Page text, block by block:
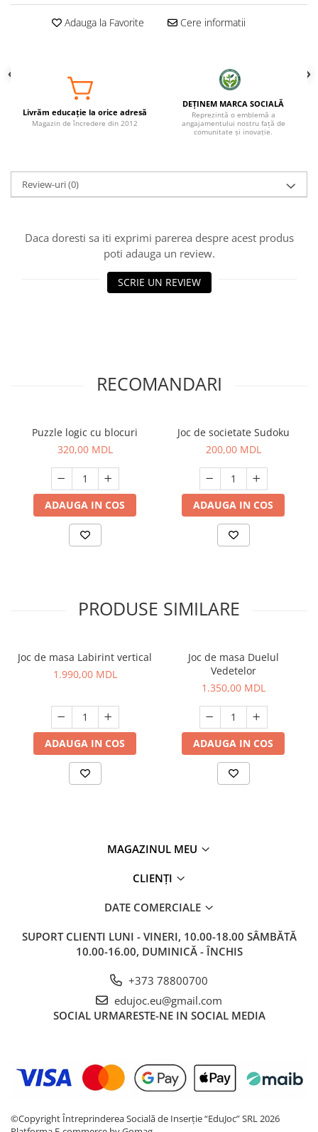
Adauga la Favorite Cere informatii
Livrăm educație la orice adresă
Magazin de încredere din 2012
DEȚINEM MARCA SOCIALĂ
Reprezintă o emblemă a
angajamentului nostru față de
comunitate și inovație.
Review-uri(0)
Daca doresti sa iti exprimi parerea despre acest produs
poti adauga un review.
SCRIE UN REVIEW
RECOMANDARI
Puzzle logic cu blocuri
320,00 MDL
ADAUGA IN COS
Joc de societate Sudoku
200,00 MDL
ADAUGA IN COS
PRODUSE SIMILARE
Joc de masa Labirint vertical
1.990,00 MDL
ADAUGA IN COS
Joc de masa Duelul
Vedetelor
1.350,00 MDL
ADAUGA IN COS
MAGAZINUL MEU
CLIENȚI
DATE COMERCIALE
SUPORT CLIENTI LUNI - VINERI, 10.00-18.00 SÂMBĂTĂ
10.00-16.00, DUMINICĂ - ÎNCHIS
+373 78800700
edujoc.eu@gmail.com
SOCIAL URMARESTE-NE IN SOCIAL MEDIA
©Copyright Întreprinderea Socială de Inserție “EduJoc” SRL 2026